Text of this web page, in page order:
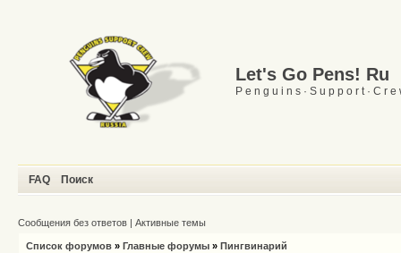
Let's Go Pens! Ru
P e n g u i n s · S u p p o r t · C r e
FAQ Поиск
Сообщения без ответов | Активные темы
Список форумов » Главные форумы » Пингвинарий